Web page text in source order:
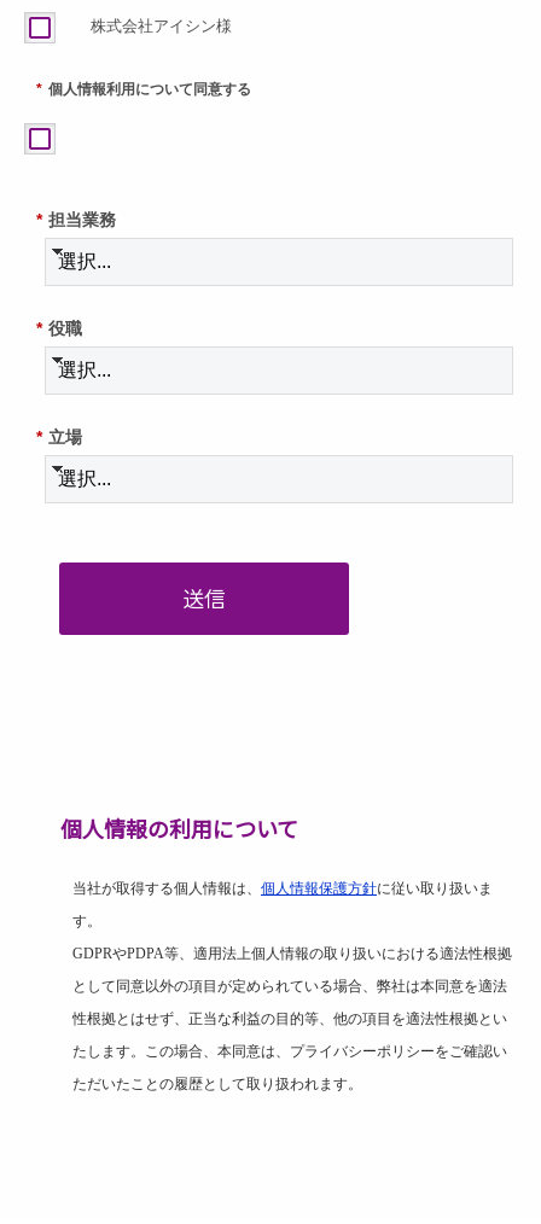
株式会社アイシン様
* 個人情報利用について同意する
* 担当業務
* 役職
* 立場
送信
個人情報の利用について
当社が取得する個人情報は、 個人情報保護方針に従い取り扱いま
す。
GDPRやPDPA等、適用法上個人情報の取り扱いにおける適法性根拠
として同意以外の項目が定められている場合、弊社は本同意を適法
性根拠とはせず、正当な利益の目的等、他の項目を適法性根拠とい
たします。この場合、本同意は、プライバシーポリシーをご確認い
ただいたことの履歴として取り扱われます。